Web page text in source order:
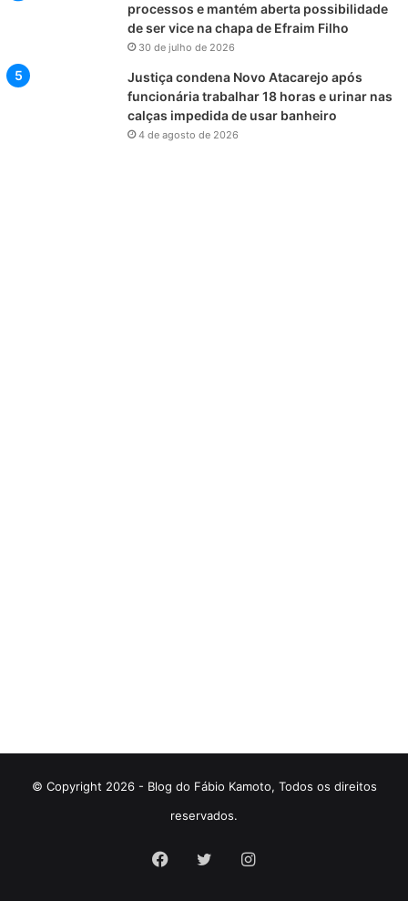
processos e mantém aberta possibilidade
de ser vice na chapa de Efraim Filho
30 de julho de 2026
Justiça condena Novo Atacarejo após
funcionária trabalhar 18 horas e urinar nas
calças impedida de usar banheiro
4 de agosto de 2026
© Copyright 2026 - Blog do Fábio Kamoto, Todos os direitos
reservados.
Facebook
TwitterInstagram